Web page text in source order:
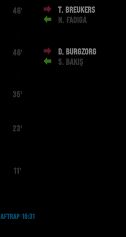
46'
T. BREUKERS
N. FADIGA
46'
D. BURGZORG
S. BAKIŞ
35'
23'
11'
AFTRAP 15:31